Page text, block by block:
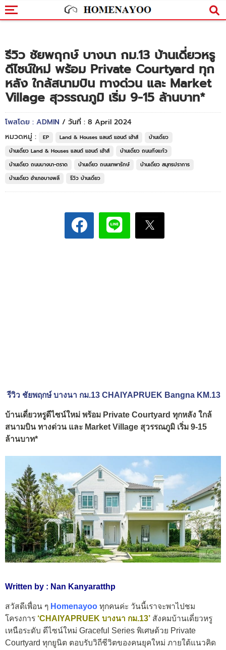
รีวิว ชัยพฤกษ์ บางนา กม.13 บ้านเดี่ยวหรู
ดีไซน์ใหม่ พร้อม Private Courtyard ทุก
หลัง ใกล้สนามบิน ทางด่วน และ Market
Village สุวรรณภูมิ เริ่ม 9-15 ล้านบาท*
โพสโดย : ADMIN / วันที่ : 8 April 2024
หมวดหมู่ :
EP Land & Houses แลนด์ แอนด์ เฮ้าส์
บ้านเดี่ยว
บ้านเดี่ยว Land & Houses แลนด์ แอนด์ เฮ้าส์
บ้านเดี่ยว ถนนกิ่งแก้ว
บ้านเดี่ยว ถนนบางนา-ตราด
บ้านเดี่ยว ถนนเทพารักษ์
บ้านเดี่ยว สมุทรปราการ
บ้านเดี่ยว อำเภอบางพลี
รีวิว บ้านเดี่ยว
รีวิว ชัยพฤกษ์ บางนา กม.13 CHAIYAPRUEK Bangna KM.13
บ้านเดี่ยวหรูดีไซน์ใหม่ พร้อม Private Courtyard ทุกหลัง ใกล้
สนามบิน ทางด่วน และ Market Village สุวรรณภูมิ เริ่ม 9-15
ล้านบาท*
Written by : Nan Kanyaratthp
สวัสดีเพื่อน ๆ Homenayoo ทุกคนค่ะ วันนี้เราจะพาไปชม
โครงการ ‘CHAIYAPRUEK บางนา กม.13’ สังคมบ้านเดี่ยวหรู
เหนือระดับ ดีไซน์ใหม่ Graceful Series พิเศษด้วย Private
Courtyard ทุกยูนิต ตอบรับวิถีชีวิตของคนยุคใหม่ ภายใต้แนวคิด